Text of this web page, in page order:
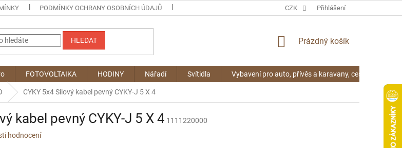
PODMÍNKY OCHRANY OSOBNÍCH ÚDAJŮ CZK Přihlášení
HLEDAT
NÁKUPNÍ
Prázdný košík
FOTOVOLTAIKA HODINY Nářadí Svítidla Vybavení pro auto, přívěs a karavany, cestování
CYKY 5x4 Silový kabel pevný CYKY-J 5 X 4
kabel pevný CYKY-J 5 X 4 1111220000
hodnocení